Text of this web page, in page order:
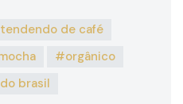
de café
orgânico
brasil